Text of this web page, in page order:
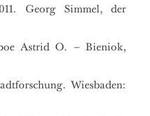
Georg Simmel, der
Astrid O. – Bieniok,
Wiesbaden: